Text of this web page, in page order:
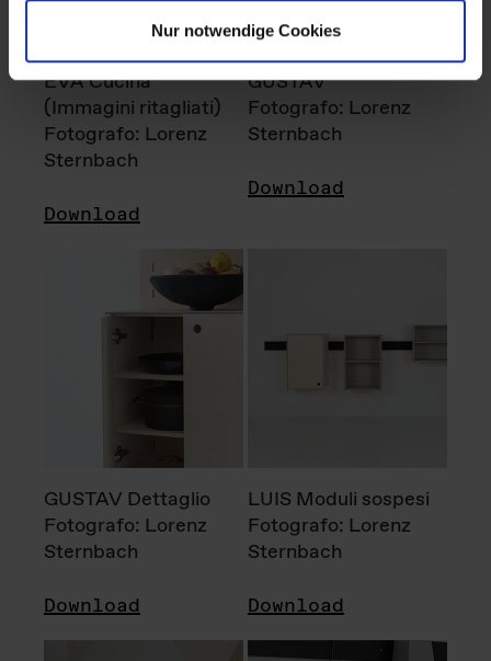
Nur notwendige Cookies
EVA Cucina
(Immagini ritagliati)
Fotografo: Lorenz
Sternbach
Download
GUSTAV
Fotografo: Lorenz
Sternbach
Download
GUSTAV Dettaglio
Fotografo: Lorenz
Sternbach
Download
LUIS Moduli sospesi
Fotografo: Lorenz
Sternbach
Download